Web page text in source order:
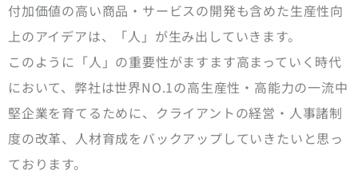
付加価値の高い商品・サービスの開発も含めた生産性向
上のアイデアは、「人」が生み出していきます。
このように「人」の重要性がますます高まっていく時代
において、弊社は世界NO.1の高生産性・高能力の一流中
堅企業を育てるために、クライアントの経営・人事諸制
度の改革、人材育成をバックアップしていきたいと思っ
ております。